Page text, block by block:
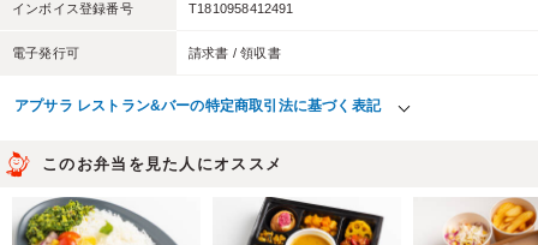
インボイス登録番号 T1810958412491
電子発行可 請求書 / 領収書
アプサラ レストラン&バーの特定商取引法に基づく表記
このお弁当を見た人にオススメ